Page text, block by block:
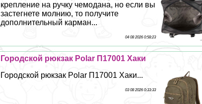
крепление на ручку чемодана, но если вы
застегнете молнию, то получите
дополнительный карман...
04 08 2026 0:58:23
Городской рюкзак Polar П17001 Хаки
Городской рюкзак Polar П17001 Хаки...
03 08 2026 0:33:33